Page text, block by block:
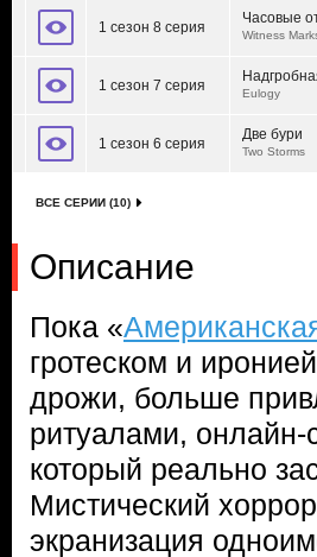
1 сезон 8 серия
Часовые
Witness
1 сезон 7 серия Eulogy
1 сезон 6 серия
Две бури
Two Storms
ВСЕ СЕРИИ (10)
Описание
Пока «
гротеском и
дрожи, больше
ритуалами, онлайн-
который реально
Мистический
экранизация